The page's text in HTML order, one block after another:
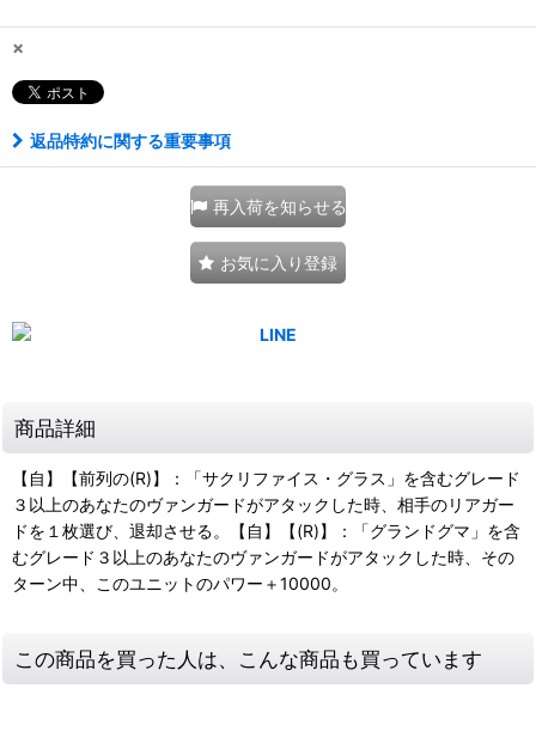
×
返品特約に関する重要事項
再入荷を知らせる
お気に入り登録
商品詳細
【自】【前列の(R)】：「サクリファイス・グラス」を含むグレード
３以上のあなたのヴァンガードがアタックした時、相手のリアガー
ドを１枚選び、退却させる。【自】【(R)】：「グランドグマ」を含
むグレード３以上のあなたのヴァンガードがアタックした時、その
ターン中、このユニットのパワー＋10000。
この商品を買った人は、こんな商品も買っています